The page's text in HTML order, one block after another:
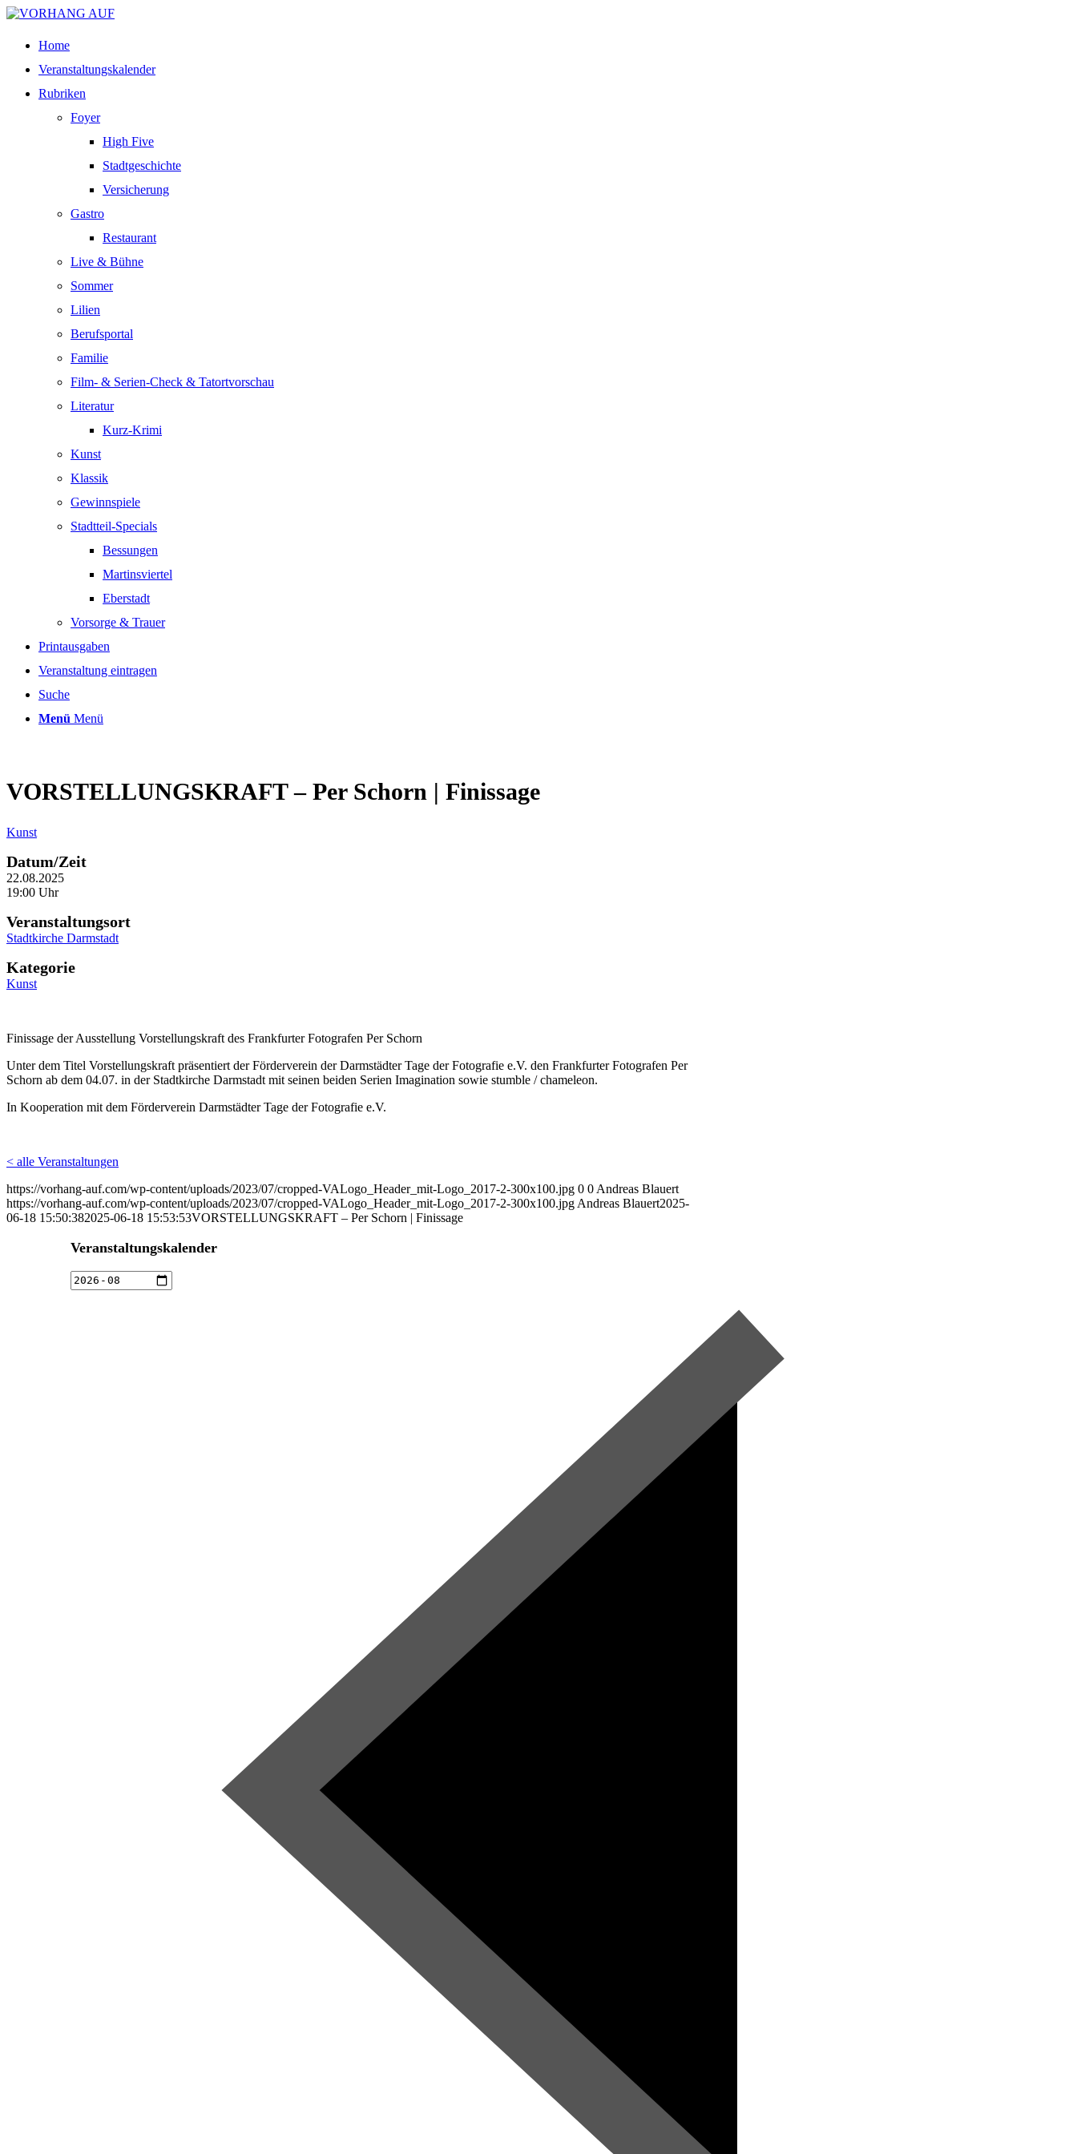
Home
Veranstaltungskalender
Rubriken
Foyer
High Five
Stadtgeschichte
Versicherung
Gastro
Restaurant
Live & Bühne
Sommer
Lilien
Berufsportal
Familie
Film- & Serien-Check & Tatortvorschau
Literatur
Kurz-Krimi
Kunst
Klassik
Gewinnspiele
Stadtteil-Specials
Bessungen
Martinsviertel
Eberstadt
Vorsorge & Trauer
Printausgaben
Veranstaltung eintragen
Suche
Menü Menü
VORSTELLUNGSKRAFT – Per Schorn | Finissage
Kunst
Datum/Zeit
22.08.2025
19:00 Uhr
Veranstaltungsort
Stadtkirche Darmstadt
Kategorie
Kunst
Finissage der Ausstellung Vorstellungskraft des Frankfurter Fotografen Per Schorn
Unter dem Titel Vorstellungskraft präsentiert der Förderverein der Darmstädter Tage der Fotografie e.V. den Frankfurter Fotografen Per
Schorn ab dem 04.07. in der Stadtkirche Darmstadt mit seinen beiden Serien Imagination sowie stumble / chameleon.
In Kooperation mit dem Förderverein Darmstädter Tage der Fotografie e.V.
< alle Veranstaltungen
https://vorhang-auf.com/wp-content/uploads/2023/07/cropped-VALogo_Header_mit-Logo_2017-2-300x100.jpg 0 0 Andreas Blauert
https://vorhang-auf.com/wp-content/uploads/2023/07/cropped-VALogo_Header_mit-Logo_2017-2-300x100.jpg Andreas Blauert2025-
06-18 15:50:382025-06-18 15:53:53VORSTELLUNGSKRAFT – Per Schorn | Finissage
Veranstaltungskalender